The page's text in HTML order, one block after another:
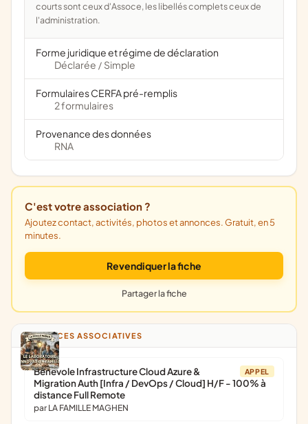
courts sont ceux d'Assoce, les libellés complets ceux de
l'administration.
Forme juridique et régime de déclaration
Déclarée / Simple
Formulaires CERFA pré-remplis
2 formulaires
Provenance des données
RNA
C'est votre association ?
Ajoutez contact, activités, photos et annonces. Gratuit, en 5
minutes.
Revendiquer la fiche
Partager la fiche
ANNONCES ASSOCIATIVES
APPEL
Bénévole Infrastructure Cloud Azure &
Migration Auth [Infra / DevOps / Cloud] H/F - 100% à
distance Full Remote
par LA FAMILLE MAGHEN